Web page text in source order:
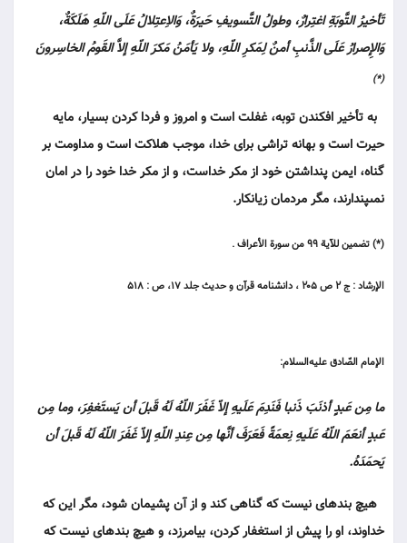
تَأخيرُ التَّوبَةِ اغتِرارٌ، وطولُ التَّسويفِ حَيرَةٌ، وَالاِعتِلالُ عَلَى اللّهِ هَلَكَةٌ،
وَالإِصرارُ عَلَى الذَّنبِ أمنٌ لِمَكرِ اللّهِ، ولا يَأمَنُ مَكرَ اللّهِ إلاَّ القَومُ الخاسِرونَ
(*)
به تأخير افكندن توبه، غفلت است و امروز و فردا كردن بسيار، مايه
حيرت است و بهانه تراشى براى خدا، موجب هلاكت است و مداومت بر
گناه، ايمن پنداشتن خود از مكر خداست، و از مكر خدا خود را در امان
نمى‏پندارند، مگر مردمان زيانكار.
(*) تضمين للآية ۹۹ من سورة الأعراف .
الإرشاد : ج ۲ ص ۲۰۵ ، دانشنامه قرآن و حديث جلد ۱۷، ص : ۵۱۸
الإمام الصّادق عليه‌السلام:
ما مِن عَبدٍ أذنَبَ ذَنبا فَنَدِمَ عَلَيهِ إلاّ غَفَرَ اللّهُ لَهُ قَبلَ أن يَستَغفِرَ، وما مِن
عَبدٍ أنعَمَ اللّهُ عَلَيهِ نِعمَةً فَعَرَفَ أنَّها مِن عِندِ اللّهِ إلاّ غَفَرَ اللّهُ لَهُ قَبلَ أن
يَحمَدَهُ.
هيچ بنده‏اى نيست كه گناهى كند و از آن پشيمان شود، مگر اين كه
خداوند، او را پيش از استغفار كردن، بيامرزد، و هيچ بنده‏اى نيست كه